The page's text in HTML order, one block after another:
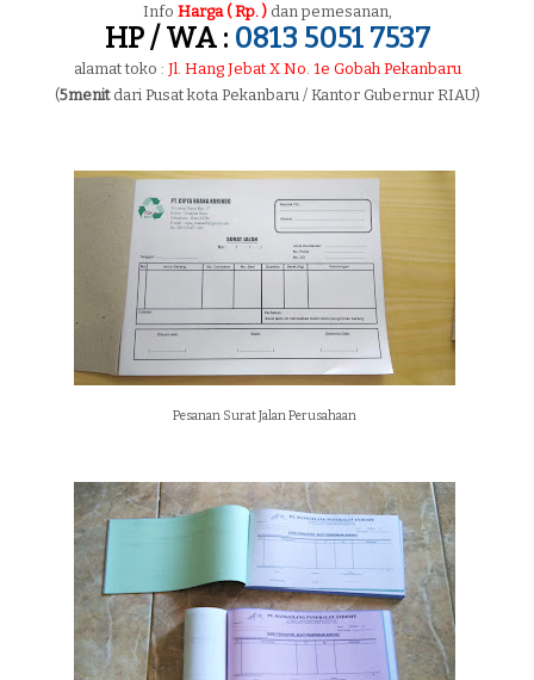
Info Harga ( Rp. ) dan pemesanan,
HP / WA : 0813 5051 7537
alamat toko : Jl. Hang Jebat X No. 1e Gobah Pekanbaru
(5menitdari Pusat kota Pekanbaru / Kantor Gubernur RIAU)
Pesanan Surat Jalan Perusahaan